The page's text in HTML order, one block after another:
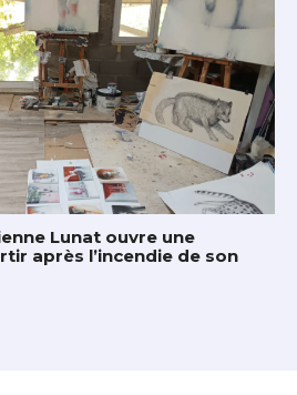
Lunat ouvre une
après l’incendie de son